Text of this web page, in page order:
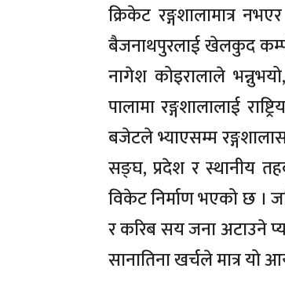
क्रिकेट रङ्गशालामात्र
बैजनाथपुरलाई खेलकुद
नागेश कोइरालाले
पालामा रङ्गशालालाई
बजेटले भ्याएसम्म
सङ्घ, प्रदेश र स्थानीय
विकेट निर्माण भएको छ ।
र करिब सय जना अटाउने
सानातिना खर्चले मात्र यो